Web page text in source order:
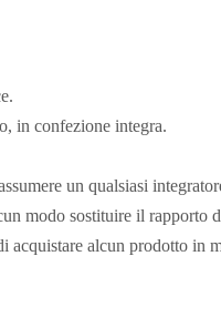
in confezione integra.
un qualsiasi
modo sostituire il rapporto
acquistare alcun prodotto in